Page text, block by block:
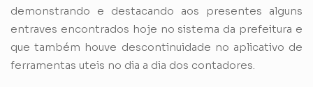
demonstrando e destacando aos presentes alguns
entraves encontrados hoje no sistema da prefeitura e
que também houve descontinuidade no aplicativo de
ferramentas uteis no dia a dia dos contadores.